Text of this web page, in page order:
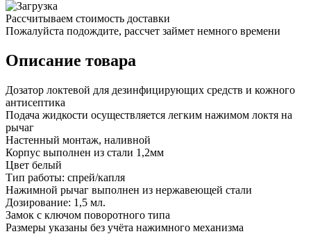
Рассчитываем стоимость доставки
Пожалуйста подождите, рассчет займет немного времени
Описание товара
Дозатор локтевой для дезинфицирующих средств и кожного
антисептика
Подача жидкости осуществляется легким нажимом локтя на
рычаг
Настенный монтаж, наливной
Корпус выполнен из стали 1,2мм
Цвет белый
Тип работы: спрей/капля
Нажимной рычаг выполнен из нержавеющей стали
Дозирование: 1,5 мл.
Замок с ключом поворотного типа
Размеры указаны без учёта нажимного механизма